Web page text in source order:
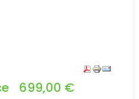
699,00 €